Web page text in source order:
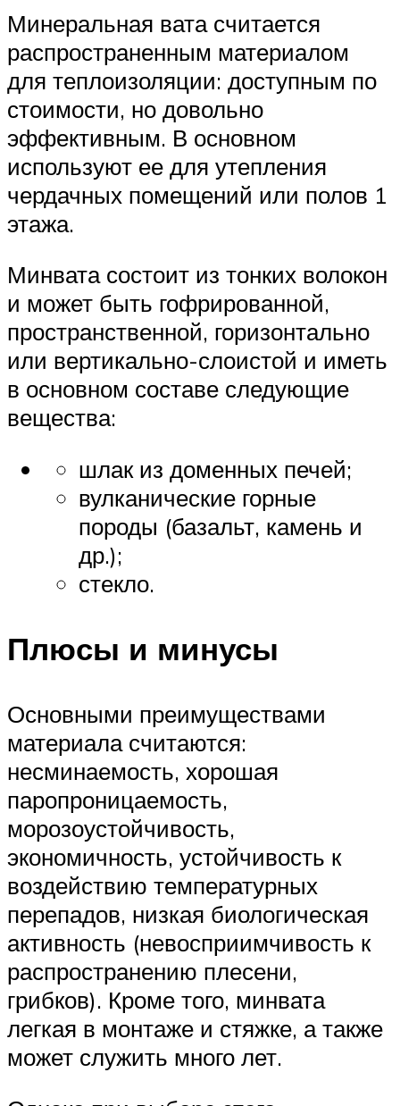
Минеральная вата считается
распространенным материалом
для теплоизоляции: доступным по
стоимости, но довольно
эффективным. В основном
используют ее для утепления
чердачных помещений или полов 1
этажа.
Минвата состоит из тонких волокон
и может быть гофрированной,
пространственной, горизонтально
или вертикально-слоистой и иметь
в основном составе следующие
вещества:
шлак из доменных печей;
вулканические горные
породы (базальт, камень и
др.);
стекло.
Плюсы и минусы
Основными преимуществами
материала считаются:
несминаемость, хорошая
паропроницаемость,
морозоустойчивость,
экономичность, устойчивость к
воздействию температурных
перепадов, низкая биологическая
активность (невосприимчивость к
распространению плесени,
грибков). Кроме того, минвата
легкая в монтаже и стяжке, а также
может служить много лет.